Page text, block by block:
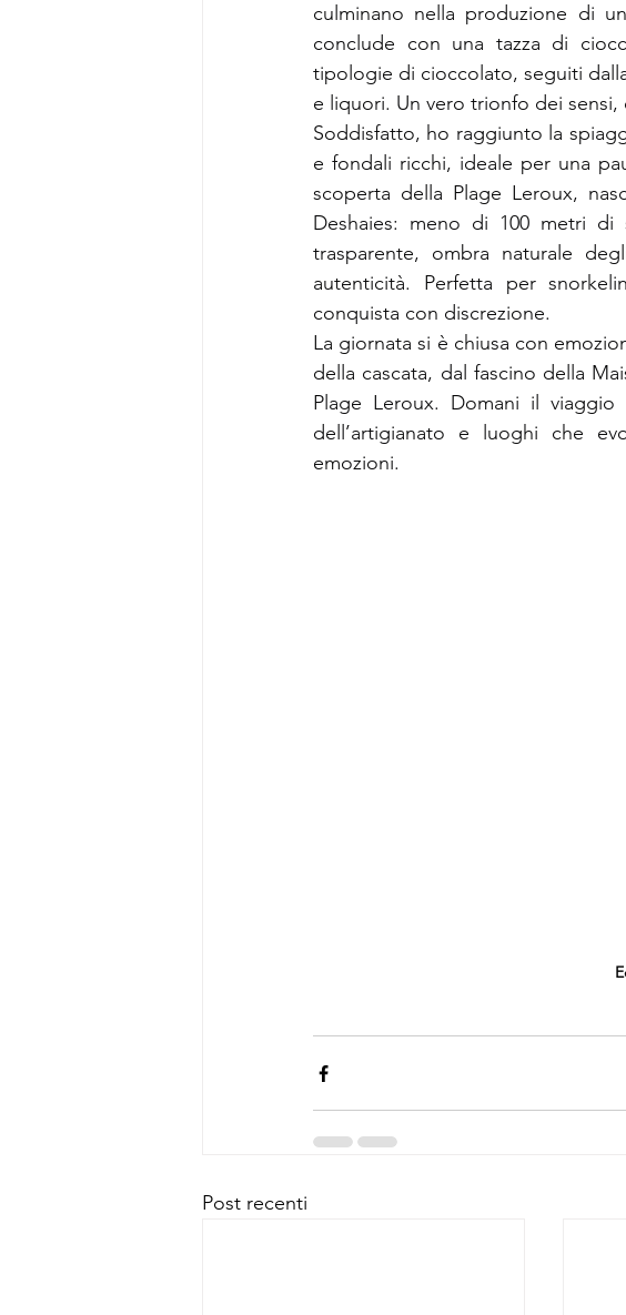
culminano nella produzione di
conclude con una tazza di
tipologie di cioccolato, seguiti
e liquori. Un vero trionfo dei
Soddisfatto, ho raggiunto la
e fondali ricchi, ideale per una
scoperta della Plage Leroux,
Deshaies: meno di 100 metri di
trasparente, ombra naturale
autenticità. Perfetta per
conquista con discrezione.
La giornata si è chiusa con
della cascata, dal fascino della
Plage Leroux. Domani il
dell’artigianato e luoghi che
emozioni.
Post recenti